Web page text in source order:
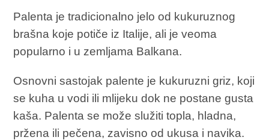
Palenta je tradicionalno jelo od kukuruznog
brašna koje potiče iz Italije, ali je veoma
popularno i u zemljama Balkana.
Osnovni sastojak palente je kukuruzni griz, koji
se kuha u vodi ili mlijeku dok ne postane gusta
kaša. Palenta se može služiti topla, hladna,
pržena ili pečena, zavisno od ukusa i navika.